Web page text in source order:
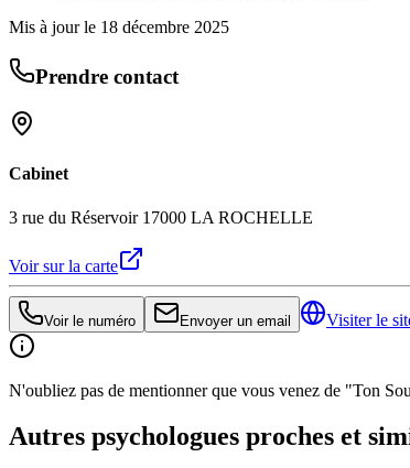
Mis à jour le 18 décembre 2025
Prendre contact
Cabinet
3 rue du Réservoir 17000 LA ROCHELLE
Voir sur la carte
Voir le numéro Envoyer un email Visiter le
N'oubliez pas de mentionner que vous venez de "Ton
Autres psychologues proches et